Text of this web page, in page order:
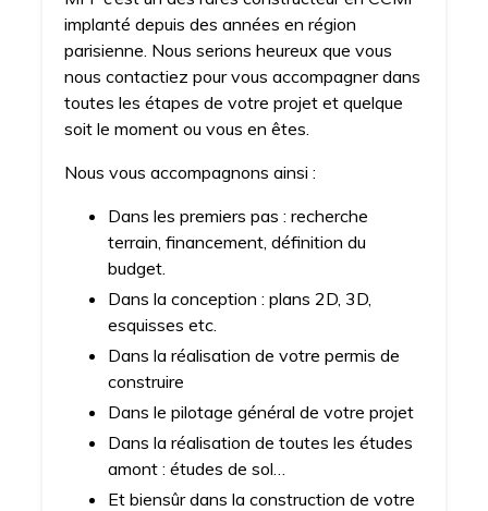
implanté depuis des années en région
parisienne. Nous serions heureux que vous
nous contactiez pour vous accompagner dans
toutes les étapes de votre projet et quelque
soit le moment ou vous en êtes.
Nous vous accompagnons ainsi :
Dans les premiers pas : recherche
terrain, financement, définition du
budget.
Dans la conception : plans 2D, 3D,
esquisses etc.
Dans la réalisation de votre permis de
construire
Dans le pilotage général de votre projet
Dans la réalisation de toutes les études
amont : études de sol…
Et biensûr dans la construction de votre